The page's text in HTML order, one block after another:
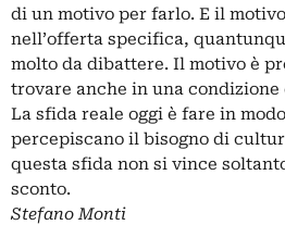
di un motivo per farlo. E il
nell’offerta specifica,
molto da dibattere. Il motivo è
trovare anche in una condizione
La sfida reale oggi è fare in
percepiscano il bisogno di
questa sfida non si vince
sconto.
Stefano Monti